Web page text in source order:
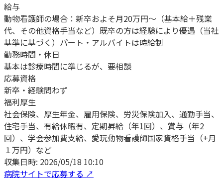
給与
動物看護師の場合：新卒およそ月20万円〜（基本給＋残業
代、その他資格手当など）既卒の方は経験により優遇（当社
基準に基づく）パート・アルバイトは時給制
勤務時間・休日
基本は診療時間に準じるが、要相談
応募資格
新卒・経験問わず
福利厚生
社会保険、厚生年金、雇用保険、労災保険加入、通勤手当、
住宅手当、有給休暇有、定期昇給（年1回）、賞与（年2
回）、学会参加費支給、愛玩動物看護師国家資格手当（+月
１万円）など
収集日時: 2026/05/18 10:10
病院サイトで応募する ↗